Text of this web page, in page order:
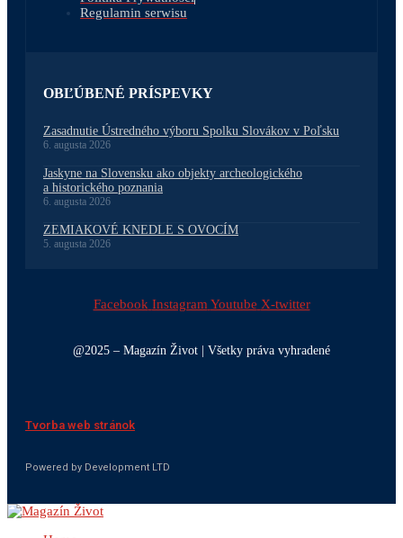
Regulamin serwisu
OBĽÚBENÉ PRÍSPEVKY
Zasadnutie Ústredného výboru Spolku Slovákov v Poľsku
6. augusta 2026
Jaskyne na Slovensku ako objekty archeologického
a historického poznania
6. augusta 2026
ZEMIAKOVÉ KNEDLE S OVOCÍM
5. augusta 2026
Facebook Instagram Youtube X-twitter
@2025 – Magazín Život | Všetky práva vyhradené
Tvorba web stránok
Powered by Development LTD